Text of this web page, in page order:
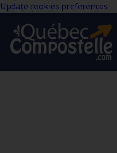
Update cookies preferences